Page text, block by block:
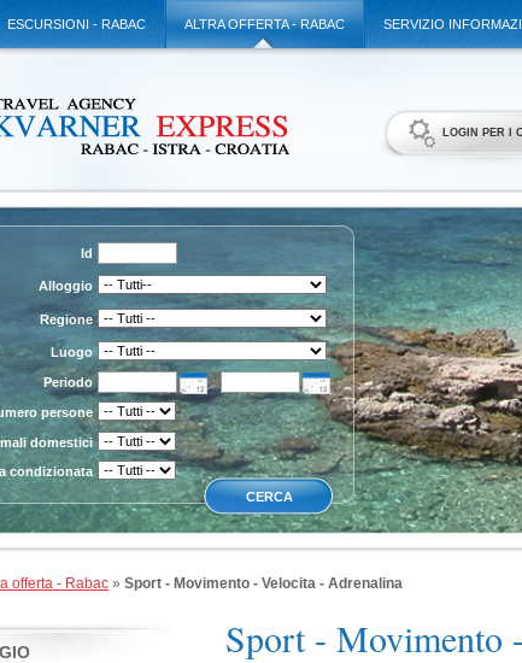
ESCURSIONI - RABAC ALTRA OFFERTA - RABAC SERVIZIO
LOGIN PER I
Id
Alloggio
Regione
Luogo
Periodo
persone
domestici
condizionata
offerta - Rabac » Sport - Movimento - Velocita - Adrenalina
Sport - Movimento